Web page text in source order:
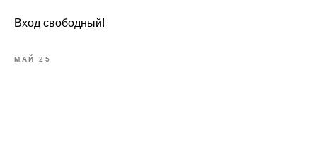
Вход свободный!
МАЙ 25